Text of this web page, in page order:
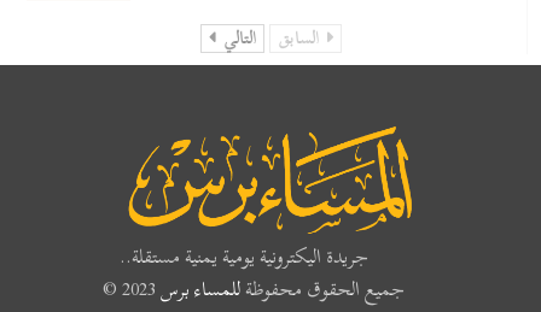
السابق التالي
جريدة اليكترونية يومية يمنية مستقلة..
جميع الحقوق محفوظةللمساء برس